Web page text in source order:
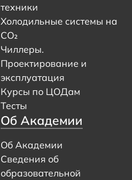
техники
Холодильные системы на
CO₂
Чиллеры.
Проектирование и
эксплуатация
Курсы по ЦОДам
Тесты
Об Академии
Об Академии
Сведения об
образовательной